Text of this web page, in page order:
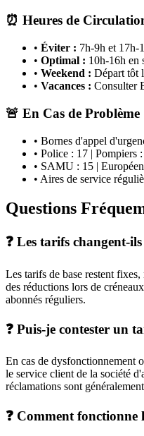
⏰ Heures de
• Éviter : 7h-9h et 17h-
• Optimal : 10h-16h en
• Weekend : Départ tôt
• Vacances : Consulter
🚨 En Cas de Problème
• Bornes d'appel
• Police : 17 | Pompiers
• SAMU : 15 |
• Aires de service
Questions
❓ Les tarifs changent-
Les tarifs de base restent
des réductions lors de
abonnés réguliers.
❓ Puis-je contester un
En cas de dysfonctionnement
le service client de la société
réclamations sont
❓ Comment fonctionne